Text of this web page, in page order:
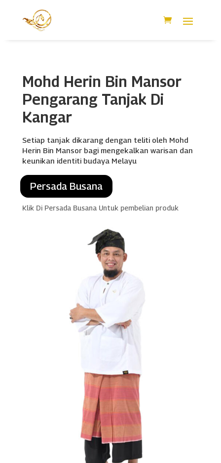
Mohd Herin Bin Mansor
Pengarang Tanjak Di
Kangar
Setiap tanjak dikarang dengan teliti oleh Mohd
Herin Bin Mansor bagi mengekalkan warisan dan
keunikan identiti budaya Melayu
Persada Busana
Klik Di Persada Busana Untuk pembelian produk